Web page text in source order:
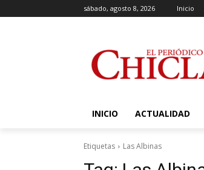
sábado, agosto 8, 2026 Inicio
INICIO ACTUALIDAD
Etiquetas Las Albinas